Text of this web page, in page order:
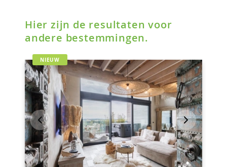
Hier zijn de resultaten voor
andere bestemmingen.